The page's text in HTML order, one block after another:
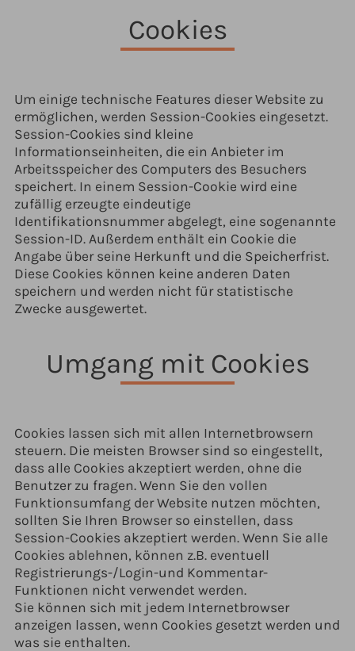
Cookies
Um einige technische Features dieser Website zu
ermöglichen, werden Session-Cookies eingesetzt.
Session-Cookies sind kleine
Informationseinheiten, die ein Anbieter im
Arbeitsspeicher des Computers des Besuchers
speichert. In einem Session-Cookie wird eine
zufällig erzeugte eindeutige
Identifikationsnummer abgelegt, eine sogenannte
Session-ID. Außerdem enthält ein Cookie die
Angabe über seine Herkunft und die Speicherfrist.
Diese Cookies können keine anderen Daten
speichern und werden nicht für statistische
Zwecke ausgewertet.
Umgang mit Cookies
Cookies lassen sich mit allen Internetbrowsern
steuern. Die meisten Browser sind so eingestellt,
dass alle Cookies akzeptiert werden, ohne die
Benutzer zu fragen. Wenn Sie den vollen
Funktionsumfang der Website nutzen möchten,
sollten Sie Ihren Browser so einstellen, dass
Session-Cookies akzeptiert werden. Wenn Sie alle
Cookies ablehnen, können z.B. eventuell
Registrierungs-/Login-und Kommentar-
Funktionen nicht verwendet werden.
Sie können sich mit jedem Internetbrowser
anzeigen lassen, wenn Cookies gesetzt werden und
was sie enthalten.